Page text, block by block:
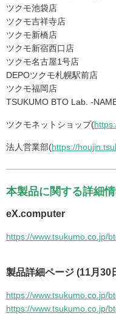
ツクモ池袋店
ツクモ吉祥寺店
ツクモ新橋店
ツクモ新宿西口店
ツクモ名古屋1号店
DEPOツクモ札幌駅前店
ツクモ福岡店
TSUKUMO BTO Lab. -
ツクモネットショップ(
法人営業部(https://
本製品に関する詳細
eX.computer
https://www.tsukumo.co.jp/
製品詳細ページ (11月30
https://www.tsukumo.co.jp/
https://www.tsukumo.co.jp/